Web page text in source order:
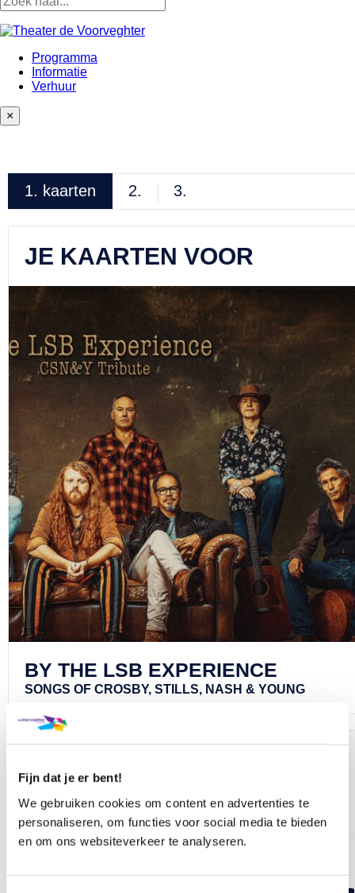
Fijn dat je er bent!
We gebruiken cookies om content en advertenties te
personaliseren, om functies voor social media te bieden
en om ons websiteverkeer te analyseren.
Programma
Informatie
Verhuur
×
1. kaarten 2. 3.
JE KAARTEN VOOR
BY THE LSB EXPERIENCE
SONGS OF CROSBY, STILLS, NASH & YOUNG
AANTAL KAARTEN EN PLAATSKEUZE
Hoeveel kaarten wil je bestellen?
beschikbare plaats(en) voor je?